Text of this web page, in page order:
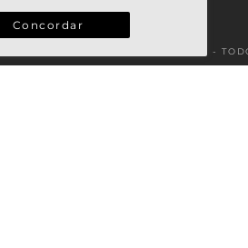
Concordar
© 2026 -